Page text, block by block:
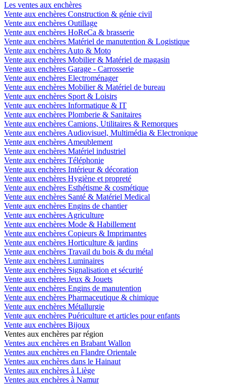
Les ventes aux enchères
Vente aux enchères Construction & génie civil
Vente aux enchères Outillage
Vente aux enchères HoReCa & brasserie
Vente aux enchères Matériel de manutention & Logistique
Vente aux enchères Auto & Moto
Vente aux enchères Mobilier & Matériel de magasin
Vente aux enchères Garage - Carrosserie
Vente aux enchères Electroménager
Vente aux enchères Mobilier & Matériel de bureau
Vente aux enchères Sport & Loisirs
Vente aux enchères Informatique & IT
Vente aux enchères Plomberie & Sanitaires
Vente aux enchères Camions, Utilitaires & Remorques
Vente aux enchères Audiovisuel, Multimédia & Electronique
Vente aux enchères Ameublement
Vente aux enchères Matériel industriel
Vente aux enchères Téléphonie
Vente aux enchères Intérieur & décoration
Vente aux enchères Hygiène et propreté
Vente aux enchères Esthétisme & cosmétique
Vente aux enchères Santé & Matériel Medical
Vente aux enchères Engins de chantier
Vente aux enchères Agriculture
Vente aux enchères Mode & Habillement
Vente aux enchères Copieurs & Imprimantes
Vente aux enchères Horticulture & jardins
Vente aux enchères Travail du bois & du métal
Vente aux enchères Luminaires
Vente aux enchères Signalisation et sécurité
Vente aux enchères Jeux & Jouets
Vente aux enchères Engins de manutention
Vente aux enchères Pharmaceutique & chimique
Vente aux enchères Métallurgie
Vente aux enchères Puériculture et articles pour enfants
Vente aux enchères Bijoux
Ventes aux enchères par région
Ventes aux enchères en Brabant Wallon
Ventes aux enchères en Flandre Orientale
Ventes aux enchères dans le Hainaut
Ventes aux enchères à Liège
Ventes aux enchères à Namur